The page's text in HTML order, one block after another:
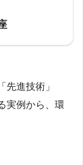
進技術」
実例から、環